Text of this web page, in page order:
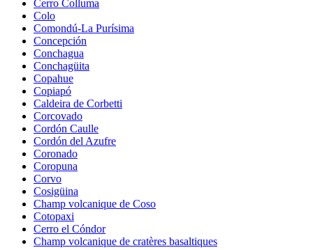
Cerro Colluma
Colo
Comondú-La Purísima
Concepción
Conchagua
Conchagüita
Copahue
Copiapó
Caldeira de Corbetti
Corcovado
Cordón Caulle
Cordón del Azufre
Coronado
Coropuna
Corvo
Cosigüina
Champ volcanique de Coso
Cotopaxi
Cerro el Cóndor
Champ volcanique de cratères basaltiques